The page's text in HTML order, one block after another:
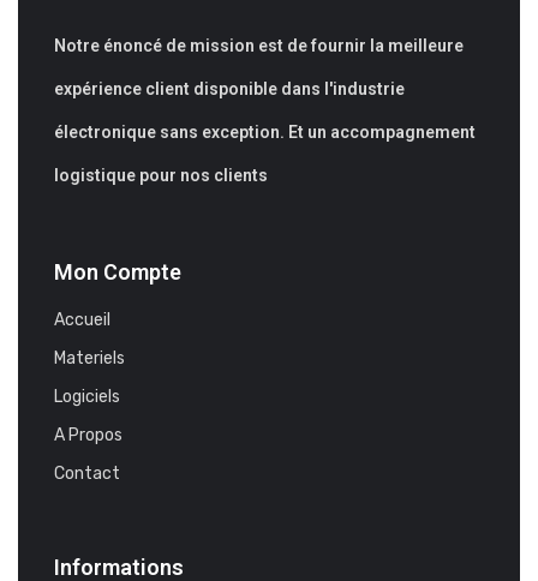
Notre énoncé de mission est de fournir la meilleure
expérience client disponible dans l'industrie
électronique sans exception. Et un accompagnement
logistique pour nos clients
Mon Compte
Accueil
Materiels
Logiciels
A Propos
Contact
Informations